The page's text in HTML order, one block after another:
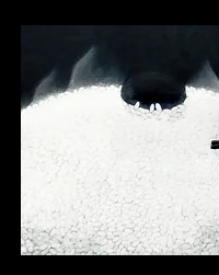
© Copyright
© Copyright